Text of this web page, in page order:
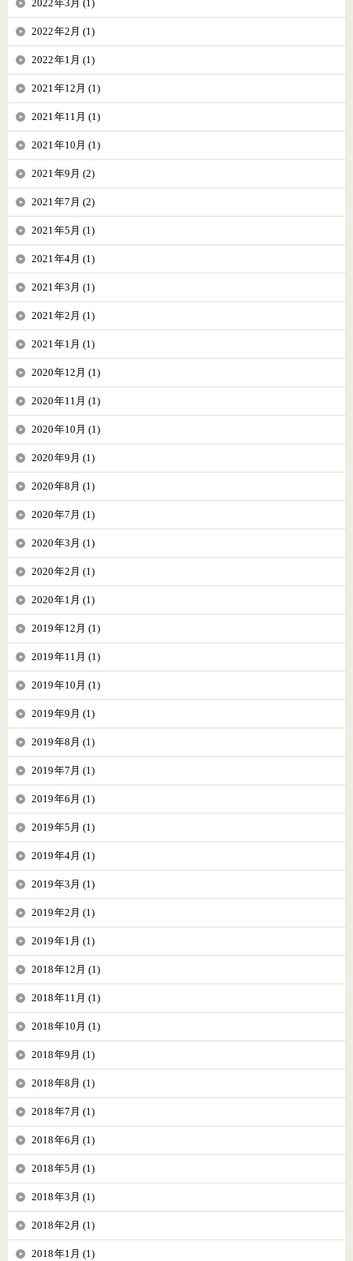
2022年3月 (1)
2022年2月 (1)
2022年1月 (1)
2021年12月 (1)
2021年11月 (1)
2021年10月 (1)
2021年9月 (2)
2021年7月 (2)
2021年5月 (1)
2021年4月 (1)
2021年3月 (1)
2021年2月 (1)
2021年1月 (1)
2020年12月 (1)
2020年11月 (1)
2020年10月 (1)
2020年9月 (1)
2020年8月 (1)
2020年7月 (1)
2020年3月 (1)
2020年2月 (1)
2020年1月 (1)
2019年12月 (1)
2019年11月 (1)
2019年10月 (1)
2019年9月 (1)
2019年8月 (1)
2019年7月 (1)
2019年6月 (1)
2019年5月 (1)
2019年4月 (1)
2019年3月 (1)
2019年2月 (1)
2019年1月 (1)
2018年12月 (1)
2018年11月 (1)
2018年10月 (1)
2018年9月 (1)
2018年8月 (1)
2018年7月 (1)
2018年6月 (1)
2018年5月 (1)
2018年3月 (1)
2018年2月 (1)
2018年1月 (1)